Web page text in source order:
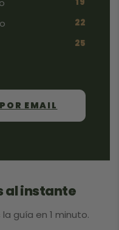
22
25
EMAIL
al instante
guía en 1 minuto.